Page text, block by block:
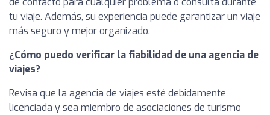
tu viaje. Además, su experiencia puede garantizar un viaje
más seguro y mejor organizado.
¿Cómo puedo verificar la fiabilidad de una agencia de
viajes?
Revisa que la agencia de viajes esté debidamente
licenciada y sea miembro de asociaciones de turismo